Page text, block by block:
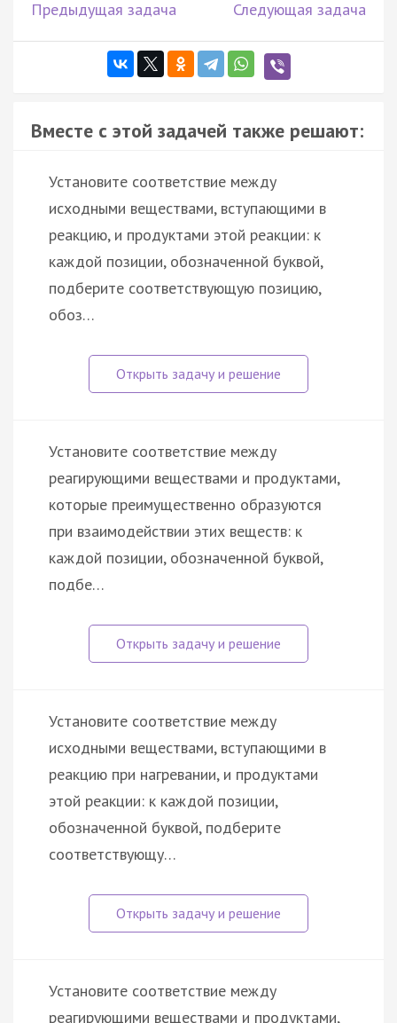
Предыдущая задача Следующая задача
Вместе с этой задачей также решают:
Установите соответствие между
исходными веществами, вступающими в
реакцию, и продуктами этой реакции: к
каждой позиции, обозначенной буквой,
подберите соответствующую позицию,
обоз…
Установите соответствие между
реагирующими веществами и продуктами,
которые преимущественно образуются
при взаимодействии этих веществ: к
каждой позиции, обозначенной буквой,
подбе…
Установите соответствие между
исходными веществами, вступающими в
реакцию при нагревании, и продуктами
этой реакции: к каждой позиции,
обозначенной буквой, подберите
соответствующу…
Установите соответствие между
реагирующими веществами и продуктами,